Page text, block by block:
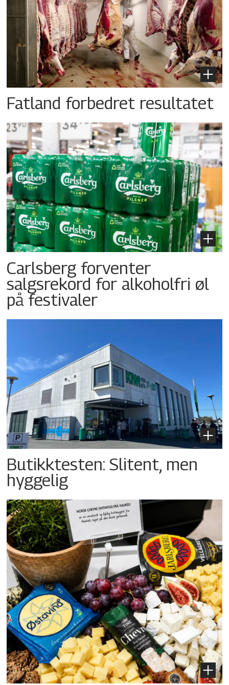
Fatland forbedret resultatet
Carlsberg forventer
salgsrekord for alkoholfri øl
på festivaler
Butikktesten: Slitent, men
hyggelig